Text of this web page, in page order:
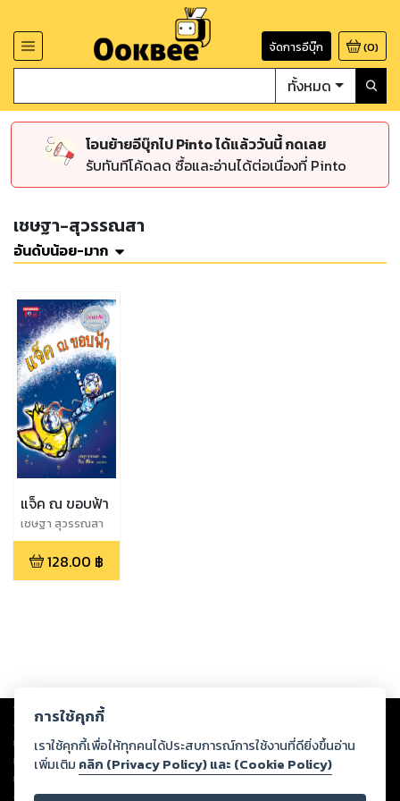
จัดการอีบุ๊ก (0)
ทั้งหมด
โอนย้ายอีบุ๊กไป Pinto ได้แล้ววันนี้ กดเลย
รับทันทีโค้ดลด ซื้อและอ่านได้ต่อเนื่องที่ Pinto
เชษฐา-สุวรรณสา
อันดับน้อย-มาก
แจ็ค ณ ขอบฟ้า
เชษฐา สุวรรณสา
128.00 ฿
Copyright © 2026
ต่อผลงานหรือเนื้อหาใดที่อัปโหลดผ่านเว็บไซต์และปรากฏว่าละเมิดสิทธิใน
ทรัพย์สินทางปัญญาของบุคคลอื่นหรือขัดต่อกฎหมายและศีลธรรม ดังนั้น ผู้อ่าน
ทุกท่านโปรดใช้วิจารณญาณในการกลั่นกรองด้วยตนเอง และหากท่านพบว่าส่วน
หนึ่งส่วนใดขัดต่อกฎหมายและศีลธรรม กรุณาแจ้งมายังบริษัท เพื่อทีมงานจะได้
ดำเนินการในทันที ทั้งนี้ ทางสตอรี่ล็อกขอสงวนลิขสิทธิ์ตามพระราชบัญญัติ
การใช้คุกกี้
เราใช้คุกกี้เพื่อให้ทุกคนได้ประสบการณ์การใช้งานที่ดียิ่งขึ้นอ่าน
เพิ่มเติม คลิก (Privacy Policy) และ (Cookie Policy)